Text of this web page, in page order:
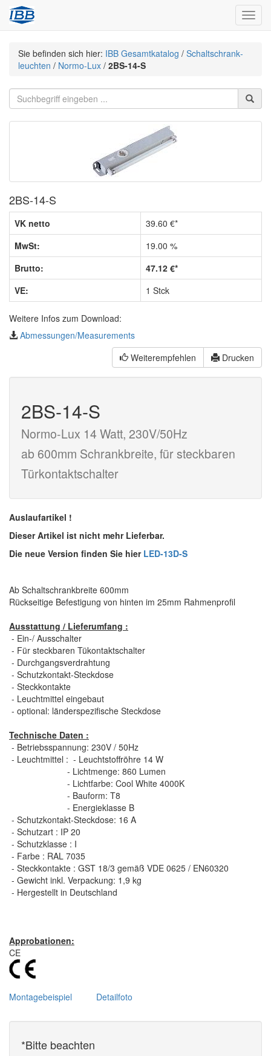
Sie befinden sich hier: IBB Gesamtkatalog / Schaltschrank­
leuchten / Normo-Lux / 2BS-14-S
2BS-14-S
VK netto
39.60 €*
MwSt:
19.00 %
Brutto:
47.12 €*
VE:
1 Stck
Weitere Infos zum Download:
Abmessungen/Measurements
Weiterempfehlen
Drucken
2BS-14-S
Normo-Lux 14 Watt, 230V/50Hz
ab 600mm Schrankbreite, für steckbaren
Türkontaktschalter
Auslaufartikel !
Dieser Artikel ist nicht mehr Lieferbar.
Die neue Version finden Sie hier LED-13D-S
Ab Schaltschrankbreite 600mm
Rückseitige Befestigung von hinten im 25mm Rahmenprofil
Ausstattung / Lieferumfang :
- Ein-/ Ausschalter
- Für steckbaren Tükontaktschalter
- Durchgangsverdrahtung
- Schutzkontakt-Steckdose
- Steckkontakte
- Leuchtmittel eingebaut
- optional: länderspezifische Steckdose
Technische Daten :
- Betriebsspannung: 230V / 50Hz
- Leuchtmittel : - Leuchtstoffröhre 14 W
- Lichtmenge: 860 Lumen
- Lichtfarbe: Cool White 4000K
- Bauform: T8
- Energieklasse B
- Schutzkontakt-Steckdose: 16 A
- Schutzart : IP 20
- Schutzklasse : I
- Farbe : RAL 7035
- Steckkontakte : GST 18/3 gemäß VDE 0625 / EN60320
- Gewicht inkl. Verpackung: 1,9 kg
- Hergestellt in Deutschland
Approbationen:
CE
Montagebeispiel Detailfoto
*Bitte beachten